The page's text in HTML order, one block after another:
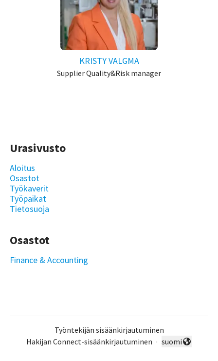
KRISTY VALGMA
Supplier Quality&Risk manager
Urasivusto
Aloitus
Osastot
Työkaverit
Työpaikat
Tietosuoja
Osastot
Finance & Accounting
Työntekijän sisäänkirjautuminen
Hakijan Connect-sisäänkirjautuminen ·
Vaihda kieli
suomi